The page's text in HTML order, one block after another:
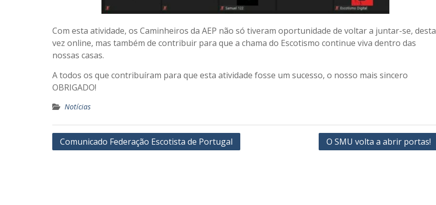
Com esta atividade, os Caminheiros da AEP não só tiveram oportunidade de voltar a juntar-se, desta
vez online, mas também de contribuir para que a chama do Escotismo continue viva dentro das
nossas casas.
A todos os que contribuíram para que esta atividade fosse um sucesso, o nosso mais sincero
OBRIGADO!
Notícias
Navegação
Comunicado Federação Escotista de Portugal O SMU volta a abrir portas!